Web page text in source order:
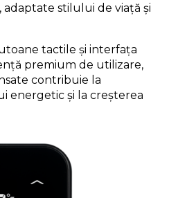
stilului de viață și
tactile și interfața
premium de utilizare,
contribuie la
energetic și la creșterea